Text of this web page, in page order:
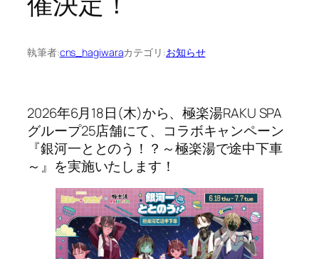
執筆者:cns_hagiwaraカテゴリ:お知らせ
2026年6月18日(木)から、極楽湯RAKU SPA
グループ25店舗にて、コラボキャンペーン
『銀河一ととのう！？～極楽湯で途中下車
～』を実施いたします！